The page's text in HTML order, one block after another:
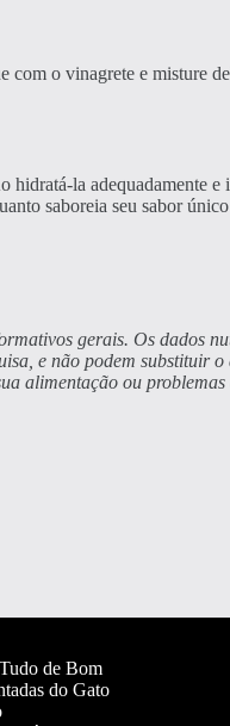
o vinagrete e misture
la adequadamente e
saboreia seu sabor
gerais. Os dados
e não podem substituir
alimentação ou
de Bom
do Gato